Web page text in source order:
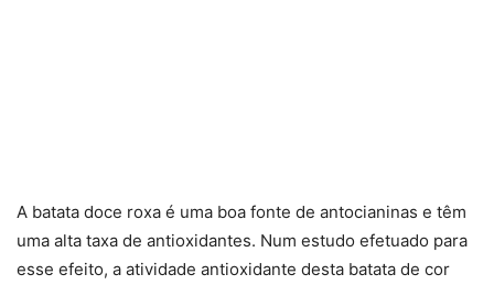
A batata doce roxa é uma boa fonte de antocianinas e têm
uma alta taxa de antioxidantes. Num estudo efetuado para
esse efeito, a atividade antioxidante desta batata de cor